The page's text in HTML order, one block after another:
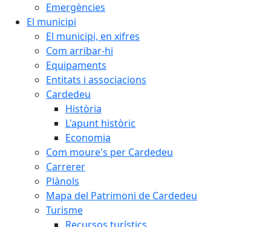
Emergències
El municipi
El municipi, en xifres
Com arribar-hi
Equipaments
Entitats i associacions
Cardedeu
Història
L'apunt històric
Economia
Com moure's per Cardedeu
Carrerer
Plànols
Mapa del Patrimoni de Cardedeu
Turisme